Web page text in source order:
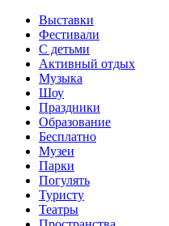
Выставки
Фестивали
С детьми
Активный отдых
Музыка
Шоу
Праздники
Образование
Бесплатно
Музеи
Парки
Погулять
Туристу
Театры